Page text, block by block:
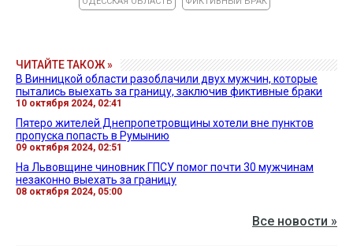
ЧИТАЙТЕ ТАКОЖ »
В Винницкой области разоблачили двух мужчин, которые
пытались выехать за границу, заключив фиктивные браки
10 октября 2024, 02:41
Пятеро жителей Днепропетровщины хотели вне пунктов
пропуска попасть в Румынию
09 октября 2024, 02:51
На Львовщине чиновник ГПСУ помог почти 30 мужчинам
незаконно выехать за границу
08 октября 2024, 05:00
Все новости »